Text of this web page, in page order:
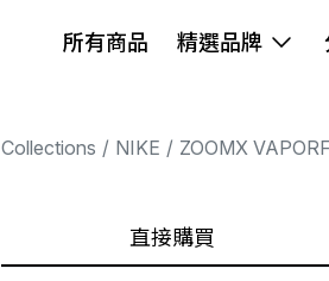
所有商品 精選品牌
Collections NIKE ZOOMX
直接購買